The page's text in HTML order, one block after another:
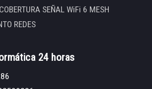
SEÑAL WiFi 6 MESH
REDES
24 horas